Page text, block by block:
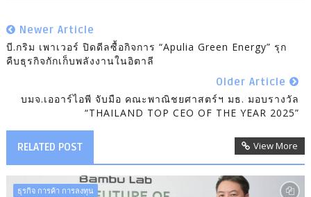
Newer Article
บี.กริม เพาเวอร์ ปิดดีลซื้อกิจการ “Apulia Green Energy” รุก
คืบธุรกิจกักเก็บพลังงานในอิตาลี
Older Article
บมจ.เออาร์ไอพี จับมือ คณะพาณิชยศาสตร์ฯ มธ. มอบรางวัล
“THAILAND TOP CEO OF THE YEAR 2025”
RELATED POST View More
ธุรกิจ การค้า การลงทุน